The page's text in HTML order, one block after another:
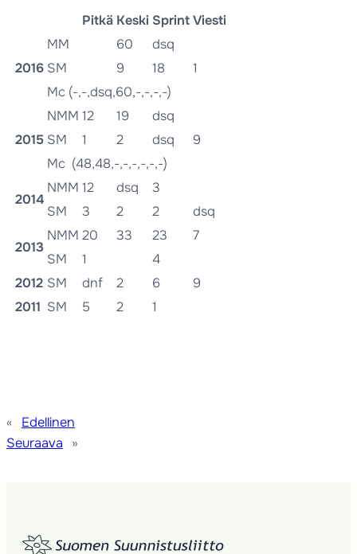
Pitkä Keski SprintViesti
2016
MM 60
dsq
SM
9 18
1
Mc (-,-,dsq,60,-,-,-,-)
2015
NMM 12 19
dsq
SM
1 2 dsq
9
Mc (48,48,-,-,-,-,-,-)
2014
NMM 12 dsq
3
SM
3 2 2 dsq
2013
NMM 20 33 23
7
SM
1
4
2012 SM dnf 2 6
9
2011 SM 5 2 1
«
Edellinen
Seuraava
»